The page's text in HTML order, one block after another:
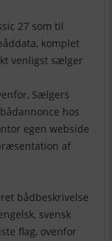
27 som til
komplet
venligst sælger
Sælgers
hos
egen webside
af
bådbeskrivelse
svensk
flag, ovenfor